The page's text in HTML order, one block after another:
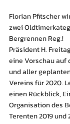
Florian Pfitscher
zwei
Bergrennen Reg.!
Präsident H.
eine Vorschau
und aller
Vereins für 2020.
einen Rückblick,
Organisation des
Terenten 2019 und